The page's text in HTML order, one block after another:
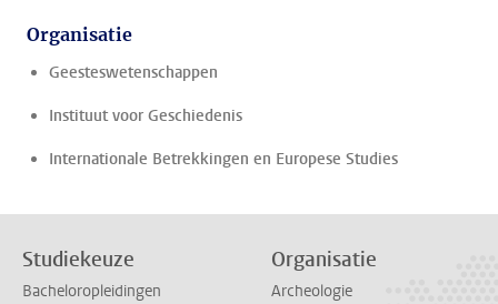
Organisatie
Geesteswetenschappen
Instituut voor Geschiedenis
Internationale Betrekkingen en Europese Studies
Studiekeuze
Bacheloropleidingen
Organisatie
Archeologie